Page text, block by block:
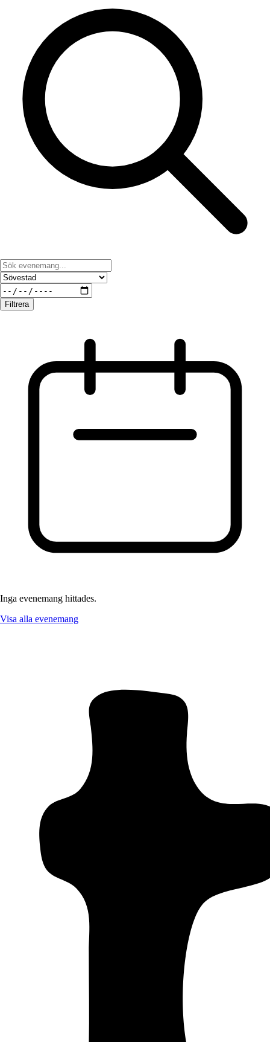
Filtrera
Inga evenemang hittades.
Visa alla evenemang